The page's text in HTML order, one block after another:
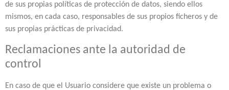
de sus propias políticas de protección de datos, siendo ellos
mismos, en cada caso, responsables de sus propios ficheros y de
sus propias prácticas de privacidad.
Reclamaciones ante la autoridad de
control
En caso de que el Usuario considere que existe un problema o